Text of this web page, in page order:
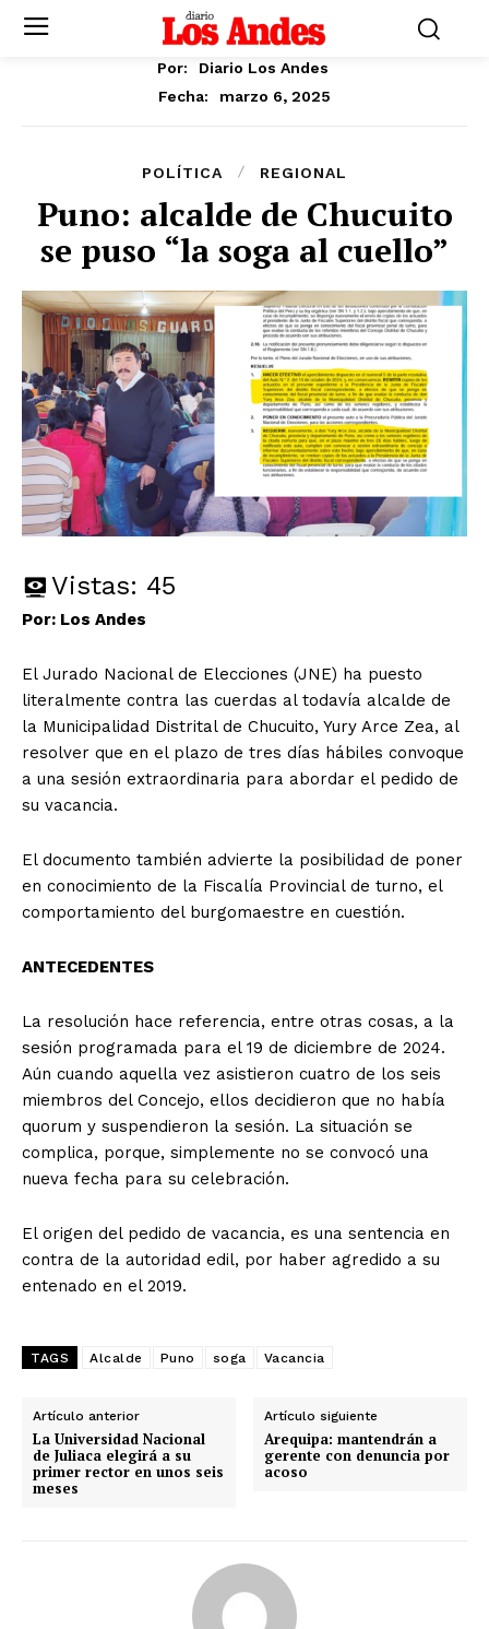
Por:
Diario Los Andes
Fecha:
marzo 6, 2025
POLÍTICA REGIONAL
Puno: alcalde de Chucuito
se puso “la soga al cuello”
Vistas: 45
Por: Los Andes
El Jurado Nacional de Elecciones (JNE) ha puesto
literalmente contra las cuerdas al todavía alcalde de
la Municipalidad Distrital de Chucuito, Yury Arce Zea, al
resolver que en el plazo de tres días hábiles convoque
a una sesión extraordinaria para abordar el pedido de
su vacancia.
El documento también advierte la posibilidad de poner
en conocimiento de la Fiscalía Provincial de turno, el
comportamiento del burgomaestre en cuestión.
ANTECEDENTES
La resolución hace referencia, entre otras cosas, a la
sesión programada para el 19 de diciembre de 2024.
Aún cuando aquella vez asistieron cuatro de los seis
miembros del Concejo, ellos decidieron que no había
quorum y suspendieron la sesión. La situación se
complica, porque, simplemente no se convocó una
nueva fecha para su celebración.
El origen del pedido de vacancia, es una sentencia en
contra de la autoridad edil, por haber agredido a su
entenado en el 2019.
TAGS Alcalde Puno soga Vacancia
Artículo anterior
La Universidad Nacional
de Juliaca elegirá a su
primer rector en unos seis
meses
Artículo siguiente
Arequipa: mantendrán a
gerente con denuncia por
acoso